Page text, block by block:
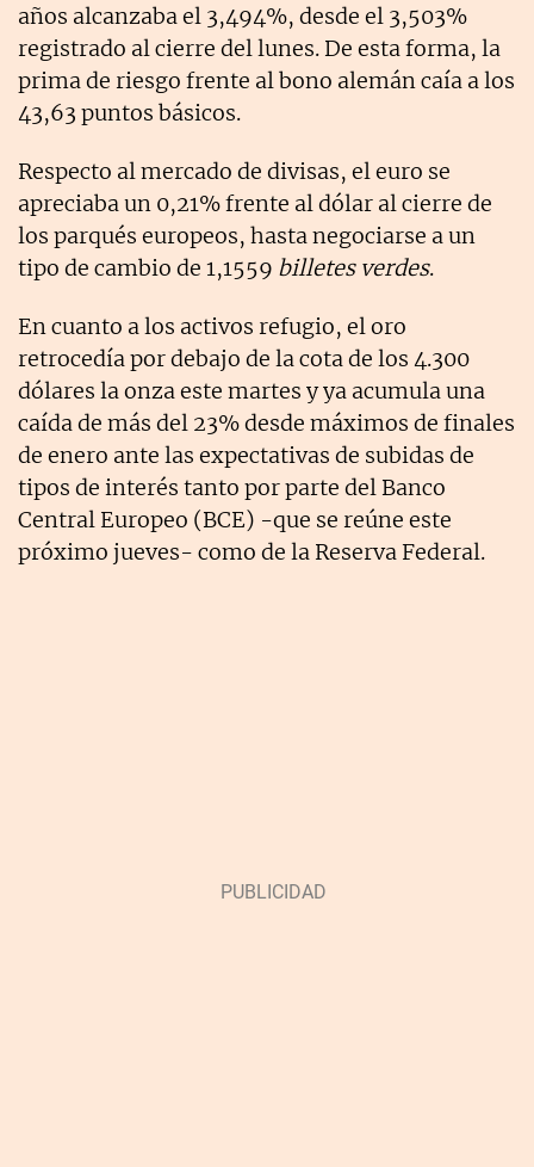
años alcanzaba el 3,494%, desde el 3,503%
registrado al cierre del lunes. De esta forma, la
prima de riesgo frente al bono alemán caía a los
43,63 puntos básicos.
Respecto al mercado de divisas, el euro se
apreciaba un 0,21% frente al dólar al cierre de
los parqués europeos, hasta negociarse a un
tipo de cambio de 1,1559 billetes verdes.
En cuanto a los activos refugio, el oro
retrocedía por debajo de la cota de los 4.300
dólares la onza este martes y ya acumula una
caída de más del 23% desde máximos de finales
de enero ante las expectativas de subidas de
tipos de interés tanto por parte del Banco
Central Europeo (BCE) -que se reúne este
próximo jueves- como de la Reserva Federal.